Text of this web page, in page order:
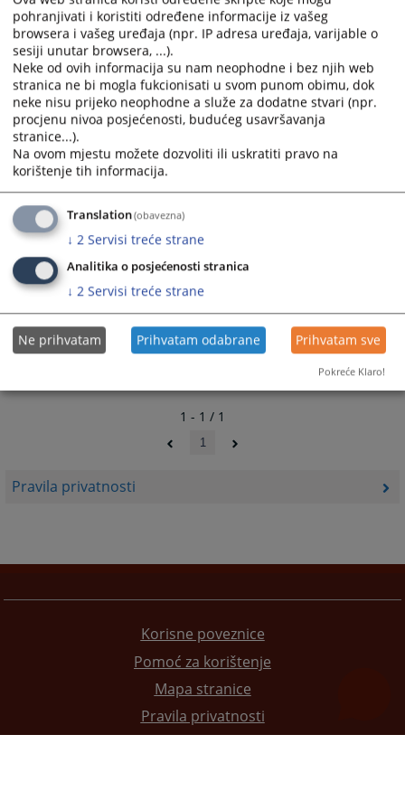
Pravila privatnosti
calendar
and
select
a
date.
Press
the
question
mark
key
get
the
keyboard
shortcuts
for
changing
dates.
calendar
and
select
a
date.
Press
question
mark
key
to
get
keyboard
shortcuts
for
changing
dates.
1 - 1 / 1
1
Korisne poveznice
Pomoć za korištenje
Mapa stranice
Pravila privatnosti
pohranjivati i koristiti određene informacije iz vašeg
browsera i vašeg uređaja (npr. IP adresa uređaja, varijable o
sesiji unutar browsera, ...).
Neke od ovih informacija su nam neophodne i bez njih web
stranica ne bi mogla fukcionisati u svom punom obimu, dok
neke nisu prijeko neophodne a služe za dodatne stvari (npr.
procjenu nivoa posjećenosti, budućeg usavršavanja
stranice...).
Na ovom mjestu možete dozvoliti ili uskratiti pravo na
korištenje tih informacija.
Translation(obavezna)
↓ 2 Servisi treće strane
Analitika o posjećenosti stranica
↓ 2 Servisi treće strane
Ne prihvatam Prihvatam odabrane Prihvatam sve
Pokreće Klaro!